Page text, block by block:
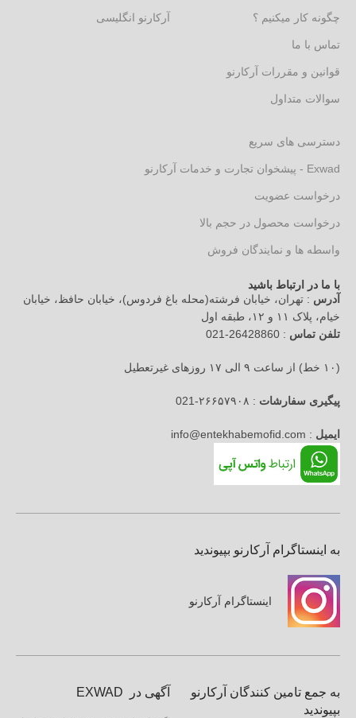
چگونه کار میکنیم ؟
تماس با ما
قوانین و مقررات آرکارنو
سوالات متداول
آرکارنو انگلیسی
دسترسی های سریع
Exwad - پیشخوان تجارت و خدمات آرکارنو
درخواست عضویت
درخواست محصول در حجم بالا
واسطه ها و نمایندگان فروش
با ما در ارتباط باشید
آدرس : تهران، خیابان فرشته(محله باغ فردوس)، خیابان حافظ، خیابان
خیام، پلاک ۱۱ و ۱۲، طبقه اول
تلفن تماس : 26428860-021
(۱۰ خط) از ساعت ۹ الی ۱۷ روزهای غیرتعطیل
پیگیری سفارشات : ۲۶۶۵۷۹۰۸-021
ایمیل : info@entekhabemofid.com
به اینستاگرام آرکارنو بپیوندید
اینستاگرام آرکارنو
به جمع تامین کنندگان آرکارنو
بپیوندید
آگهی در EXWAD